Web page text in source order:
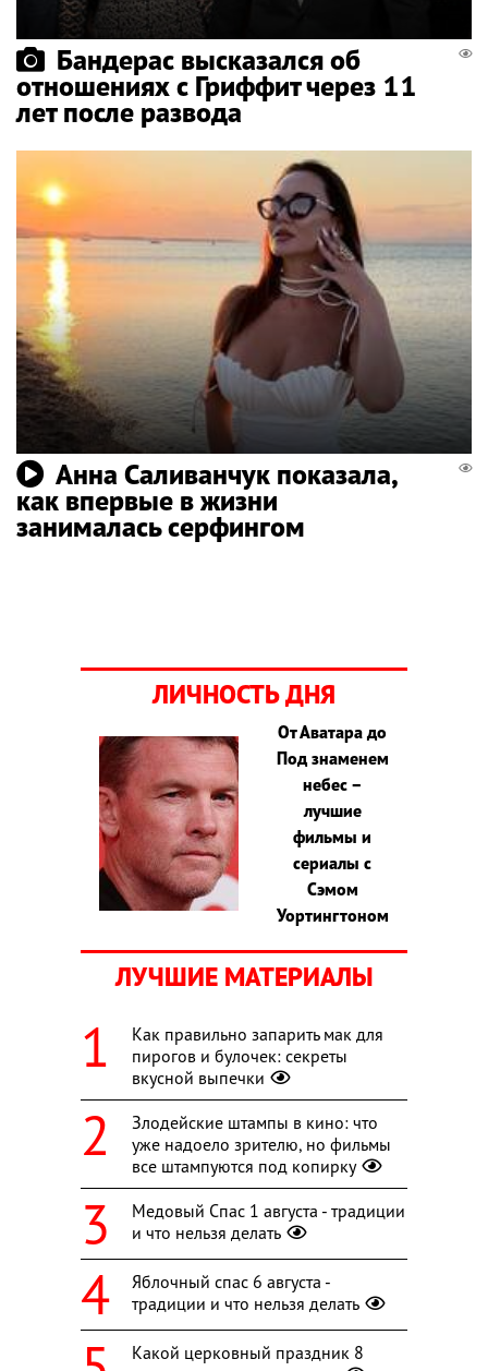
Бандерас высказался об
отношениях с Гриффит через 11
лет после развода
Анна Саливанчук показала,
как впервые в жизни
занималась серфингом
ЛИЧНОСТЬ ДНЯ
От Аватара до
Под знаменем
небес –
лучшие
фильмы и
сериалы с
Сэмом
Уортингтоном
ЛУЧШИЕ МАТЕРИАЛЫ
Как правильно запарить мак для
пирогов и булочек: секреты
вкусной выпечки
Злодейские штампы в кино: что
уже надоело зрителю, но фильмы
все штампуются под копирку
Медовый Спас 1 августа - традиции
и что нельзя делать
Яблочный спас 6 августа -
традиции и что нельзя делать
Какой церковный праздник 8